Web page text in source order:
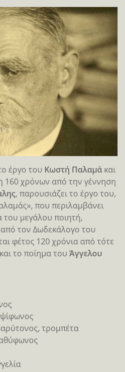
έργο του Κωστή Παλαμά και
χρόνων από την γέννηση
, παρουσιάζει το έργο του,
που περιλαμβάνει
του μεγάλου ποιητή,
τον Δωδεκάλογο του
φέτος 120 χρόνια από τότε
το ποίημα του Άγγελου
τρομπέτα